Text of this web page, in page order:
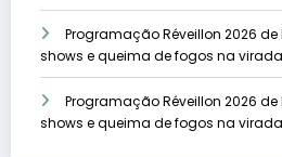
Programação Réveillon 2026
shows e queima de fogos na
Programação Réveillon 2026 de
shows e queima de fogos na